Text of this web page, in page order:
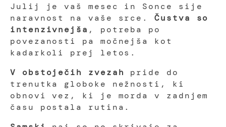
Julij je vaš mesec in Sonce sije
naravnost na vaše srce.Čustva so
intenzivnejša , potreba po
povezanosti pa močnejša kot
kadarkoli prej letos.
V obstoječih zvezah
pride do
trenutka globoke nežnosti, ki
obnovi vez, ki je morda v zadnjem
času postala rutina.